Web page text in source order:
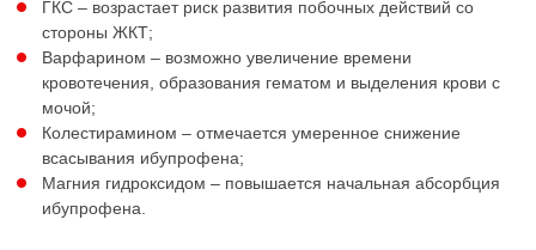
ГКС – возрастает риск развития побочных действий со
стороны ЖКТ;
Варфарином – возможно увеличение времени
кровотечения, образования гематом и выделения крови с
мочой;
Колестирамином – отмечается умеренное снижение
всасывания ибупрофена;
Магния гидроксидом – повышается начальная абсорбция
ибупрофена.